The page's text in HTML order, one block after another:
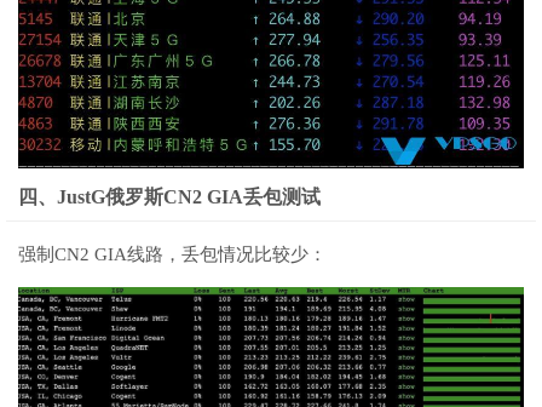
四、JustG俄罗斯CN2 GIA丢包测试
强制CN2 GIA线路，丢包情况比较少：